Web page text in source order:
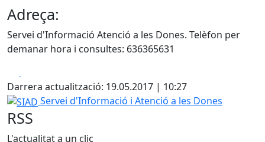
Adreça:
Servei d'Informació Atenció a les Dones. Telèfon per
demanar hora i consultes: 636365631
Darrera actualització: 19.05.2017 | 10:27
SIAD
Servei d'Informació i Atenció a les Dones
RSS
L'actualitat a un clic